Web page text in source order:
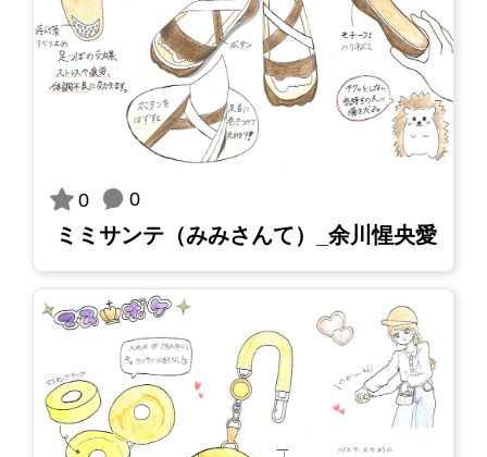
0 0
ミミサンテ（みみさんて）_余川惺央愛